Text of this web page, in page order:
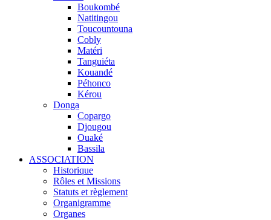
Boukombé
Natitingou
Toucountouna
Cobly
Matéri
Tanguiéta
Kouandé
Péhonco
Kérou
Donga
Copargo
Djougou
Ouaké
Bassila
ASSOCIATION
Historique
Rôles et Missions
Statuts et règlement
Organigramme
Organes